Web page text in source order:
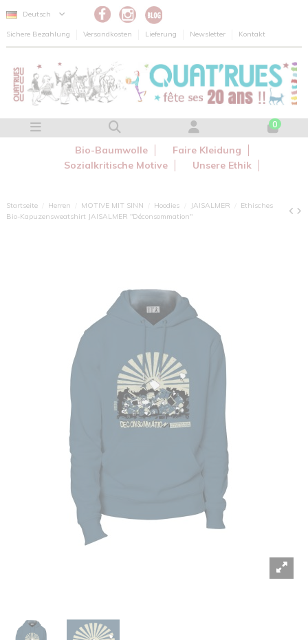
Deutsch
Sichere Bezahlung Versandkosten Lieferung Newsletter Kontakt
0
Bio-Baumwolle
Faire Kleidung
Sozialkritische Motive
Unsere Ethik
Startseite Herren MOTIVE MIT SINN Hoodies JAISALMER
Ethisches
Bio-Kapuzensweatshirt JAISALMER "Déconsommation"